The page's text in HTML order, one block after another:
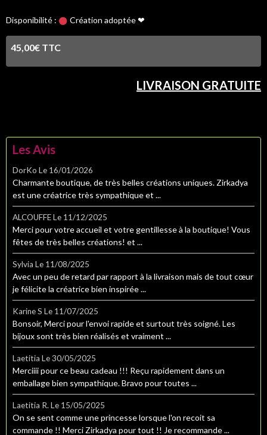
Disponibilité : Création adoptée ❤
45,00€ TTC
LIVRAISON GRATUITE
Les Avis
DorKo Le 16/01/2026
Charmante boutique, de très belles créations uniques. Zirkadya
est une créatrice très sympathique et ...
ALCOUFFELe 11/12/2025
Merci pour votre accueil et votre gentillesse à la boutique! Vous
fêtes de très belles créations! et ...
Sylvia Le 11/08/2025
Avec un peu de retard par rapport à la livraison mais de tout cœur
je félicite la créatrice bien inspirée ...
Karine S Le 11/07/2025
Bonsoir, Merci pour l'envoi rapide et surtout très soigné. Les
bijoux sont très bien réalisés et vraiment ...
Laetitia Le 30/05/2025
Merciiii pour ce beau cadeau !!! Reçu rapidement dans un
emballage bien sympathique. Bravo pour toutes ...
Laetitia R. Le 15/05/2025
On se sent comme une princesse lorsque l'on recoit sa
commande !! Merci Zirkadya pour tout !! Je recommande ...